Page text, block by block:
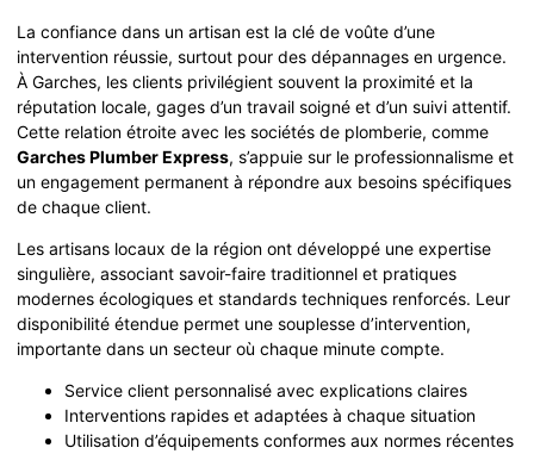
La confiance dans un artisan est la clé de voûte d’une
intervention réussie, surtout pour des dépannages en urgence.
À Garches, les clients privilégient souvent la proximité et la
réputation locale, gages d’un travail soigné et d’un suivi attentif.
Cette relation étroite avec les sociétés de plomberie, comme
Garches Plumber Express, s’appuie sur le professionnalisme et
un engagement permanent à répondre aux besoins spécifiques
de chaque client.
Les artisans locaux de la région ont développé une expertise
singulière, associant savoir-faire traditionnel et pratiques
modernes écologiques et standards techniques renforcés. Leur
disponibilité étendue permet une souplesse d’intervention,
importante dans un secteur où chaque minute compte.
Service client personnalisé avec explications claires
Interventions rapides et adaptées à chaque situation
Utilisation d’équipements conformes aux normes récentes